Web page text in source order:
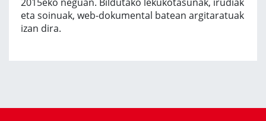
eta soinuak, web-dokumental batean argitaratuak
izan dira.